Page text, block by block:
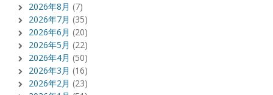
2026年8月 (7)
2026年7月 (35)
2026年6月 (20)
2026年5月 (22)
2026年4月 (50)
2026年3月 (16)
2026年2月 (23)